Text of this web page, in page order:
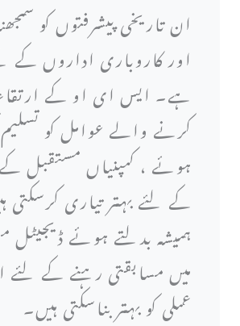
ان تاریخی پیشرفتوں کو
اور کاروباری اداروں کے
ہے۔ ایس ای او کے ارتقاء
کرنے والے عوامل کو
ہوئے ، کمپنیاں مستقبل
کے لئے بہتر تیاری کرسکتی
ہمیشہ بدلتے ہوئے ڈیجیٹل
میں مسابقتی رہنے کے
عملی کو بہتر بناسکتی ہیں۔